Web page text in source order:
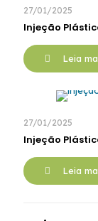
27/01/2025
Injeção
Leia
27/01/2025
Injeção
Leia